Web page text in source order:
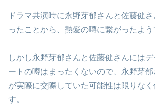
ドラマ共演時に永野芽郁さんと佐藤健
ったことから、熱愛の噂に繋がったよう
しかし永野芽郁さんと佐藤健さんには
ートの噂はまったくないので、永野芽
が実際に交際していた可能性は限りなく
す。